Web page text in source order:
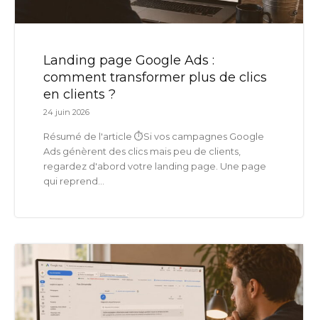
Landing page Google Ads :
comment transformer plus de clics
en clients ?
24 juin 2026
Résumé de l'article ⏱️Si vos campagnes Google
Ads génèrent des clics mais peu de clients,
regardez d'abord votre landing page. Une page
qui reprend...